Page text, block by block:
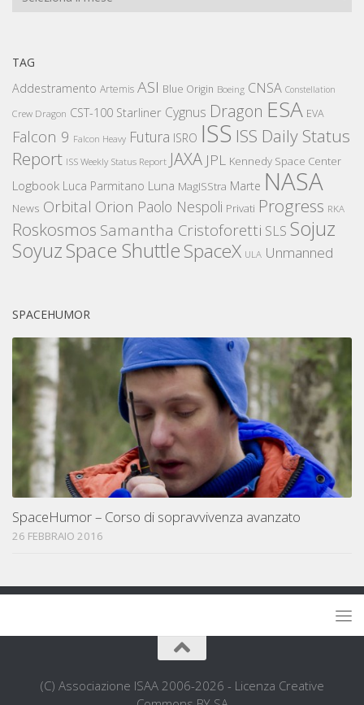
TAG
Addestramento Artemis ASI Blue Origin Boeing CNSA Constellation
Crew Dragon CST-100 Starliner Cygnus Dragon ESA EVA
Falcon 9 Falcon Heavy Futura ISRO ISS ISS Daily Status
Report ISS Weekly Status Report JAXA JPL Kennedy Space Center
Logbook Luca Parmitano Luna MagISStra Marte NASA
News Orbital Orion Paolo Nespoli Privati Progress RKA
Roskosmos Samantha Cristoforetti SLS Sojuz
SoyuzSpace ShuttleSpaceX ULA Unmanned
SPACEHUMOR
SpaceHumor – Corso di sopravvivenza avanzato
26 FEBBRAIO 2016
(C) Associazione ISAA 2006-2026 - Licenza Creative